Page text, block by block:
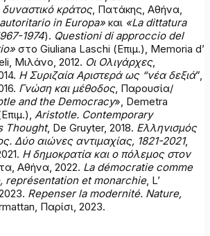
δυναστικό κράτος, Πατάκης, Αθήνα,
in Europa» και «La dittatura
1974). Questioni di approccio del
στο Giuliana Laschi (Επιμ.), Memoria d’
Μιλάνο, 2012. Οι Ολιγάρχες,
Η Συριζαία Αριστερά ως “νέα δεξιά”,
Γνώση και μέθοδος, Παρουσία/
and the Democracy», Demetra
Aristotle. Contemporary
Thought, De Gruyter, 2018. Ελληνισμός
. Δύο αιώνες αντιμαχίας, 1821-2021,
Η δημοκρατία και ο πόλεμος στον
Αθήνα, 2022. La démocratie comme
représentation et monarchie, L’
Repenser la modernité. Nature,
Παρίσι, 2023.